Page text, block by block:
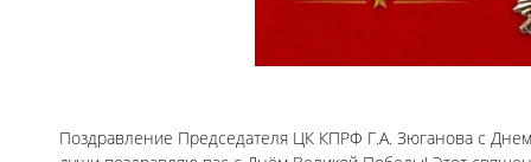
Поздравление Председателя ЦК КПРФ Г.А. Зюганова с